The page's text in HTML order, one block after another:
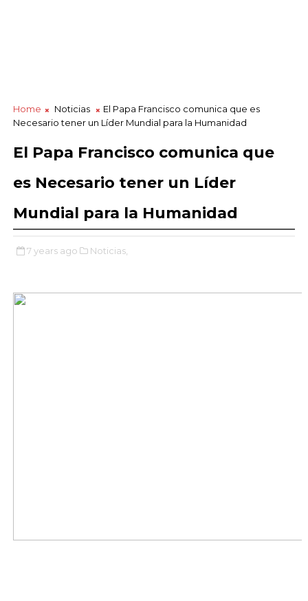
Home Noticias
El Papa Francisco comunica que es
Necesario tener un Líder Mundial para la Humanidad
El Papa Francisco comunica que
es Necesario tener un Líder
Mundial para la Humanidad
7 years ago Noticias,